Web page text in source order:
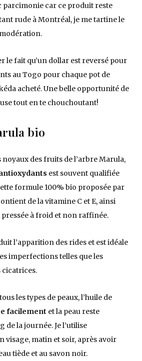
parcimonie car ce produit reste
rude à Montréal, je me tartine le
le fait qu’un dollar est reversé pour
au Togo pour chaque pot de
acheté. Une belle opportunité de
tout en te chouchoutant!
bio
des fruits de l’arbre Marula,
est souvent qualifiée
formule 100% bio proposée par
de la vitamine C et E, ainsi
pressée à froid et non raffinée.
l’apparition des rides et est idéale
imperfections telles que les
cicatrices.
les types de peaux, l’huile de
facilement et la peau reste
de la journée. Je l’utilise
visage, matin et soir, après avoir
tiède et au savon noir.